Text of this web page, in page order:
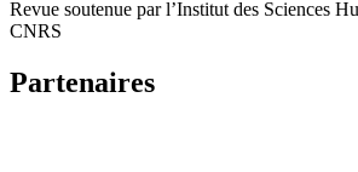
Revue soutenue par l’Institut des Sciences
CNRS
Partenaires